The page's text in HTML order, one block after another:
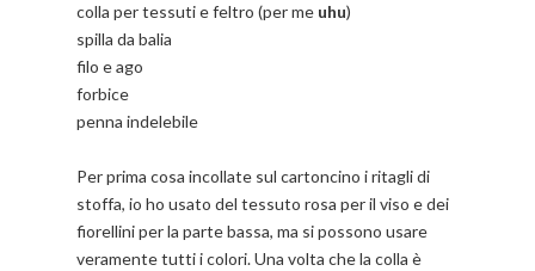
colla per tessuti e feltro (per me uhu)
spilla da balia
filo e ago
forbice
penna indelebile
Per prima cosa incollate sul cartoncino i ritagli di
stoffa, io ho usato del tessuto rosa per il viso e dei
fiorellini per la parte bassa, ma si possono usare
veramente tutti i colori.Una volta che la colla è